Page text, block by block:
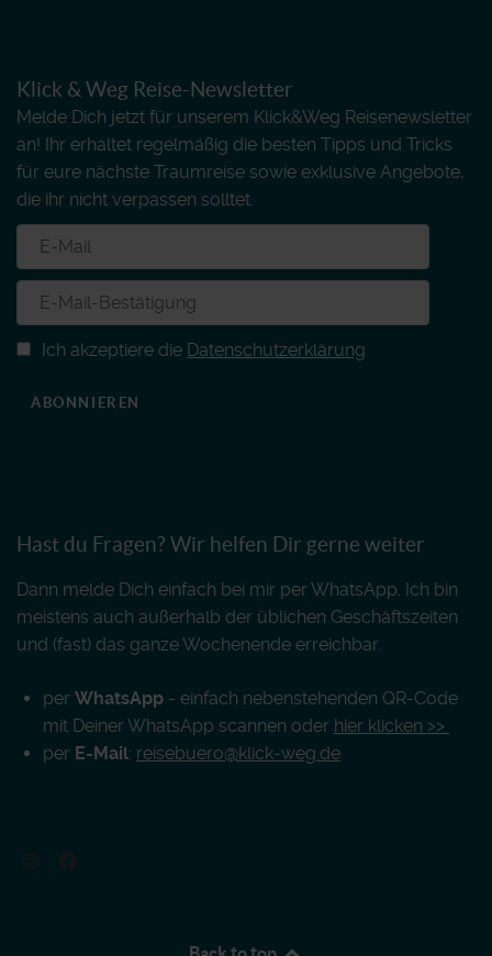
Klick & Weg Reise-Newsletter
Melde Dich jetzt für unserem Klick&Weg Reisenewsletter
an! Ihr erhaltet regelmäßig die besten Tipps und Tricks
für eure nächste Traumreise sowie exklusive Angebote,
die ihr nicht verpassen solltet.
Ich akzeptiere die Datenschutzerklärung
ABONNIEREN
Hast du Fragen? Wir helfen Dir gerne weiter
Dann melde Dich einfach bei mir per WhatsApp. Ich bin
meistens auch außerhalb der üblichen Geschäftszeiten
und (fast) das ganze Wochenende erreichbar.
per WhatsApp - einfach nebenstehenden QR-Code
mit Deiner WhatsApp scannen oder hier klicken >>
per E-Mail: reisebuero@klick-weg.de